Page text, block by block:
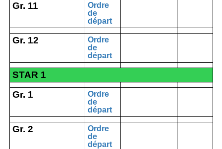
Gr. 11
Ordre
de
départ
Gr. 12
Ordre
de
départ
STAR 1
Gr. 1
Ordre
de
départ
Gr. 2
Ordre
de
départ